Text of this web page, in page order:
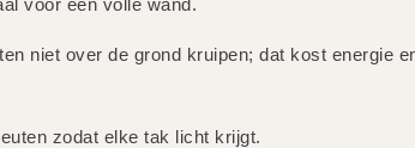
voor een volle wand.
niet over de grond kruipen; dat kost energie
zodat elke tak licht krijgt.